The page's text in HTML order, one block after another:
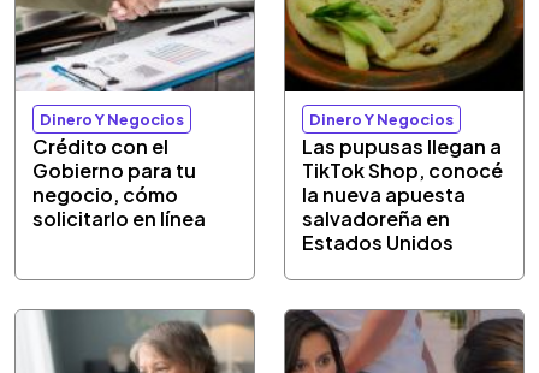
Dinero Y Negocios
Crédito con el
Gobierno para tu
negocio, cómo
solicitarlo en línea
Dinero Y Negocios
Las pupusas llegan a
TikTok Shop, conocé
la nueva apuesta
salvadoreña en
Estados Unidos